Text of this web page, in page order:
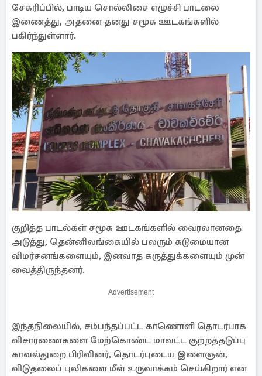
சேகரிப்பில், பாடிய சொல்லிசை எழுச்சி பாடலை
இணைத்து, அதனை தனது சமூக ஊடகங்களில்
பகிர்ந்துள்ளார்.
குறித்த பாடல்கள் சமூக ஊடகங்களில் வைரலானதை
அடுத்து, தென்னிலங்கையில் பலரும் கடுமையான
விமர்சனங்களையும், இனவாத கருத்துக்களையும் முன்
வைத்திருந்தனர்.
Advertisement
இந்தநிலையில், சம்பந்தப்பட்ட காணொளி தொடர்பாக
விசாரணைகளை மேற்கொண்ட மாவட்ட குற்றத்தடுப்பு
காவல்துறை பிரிவினர், தொடர்புடைய இளைஞன்,
விடுதலைப் புலிகளை மீள் உருவாக்கம் செய்கிறார் என